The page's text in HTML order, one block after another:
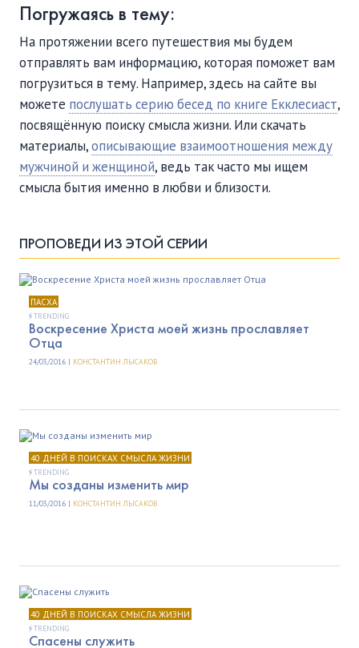
Погружаясь в тему:
На протяжении всего путешествия мы будем
отправлять вам информацию, которая поможет вам
погрузиться в тему. Например, здесь на сайте вы
можете послушать серию бесед по книге Екклесиаст,
посвящённую поиску смысла жизни. Или скачать
материалы,описывающие взаимоотношения между
мужчиной и женщиной, ведь так часто мы ищем
смысла бытия именно в любви и близости.
ПРОПОВЕДИ ИЗ ЭТОЙ СЕРИИ
ПАСХА
TRENDING
Воскресение Христа моей жизнь прославляет
Отца
24/03/2016 | КОНСТАНТИН ЛЫСАКОВ
40 ДНЕЙ В ПОИСКАХ СМЫСЛА ЖИЗНИ
TRENDING
Мы созданы изменить мир
11/03/2016 | КОНСТАНТИН ЛЫСАКОВ
40 ДНЕЙ В ПОИСКАХ СМЫСЛА ЖИЗНИ
TRENDING
Спасены служить